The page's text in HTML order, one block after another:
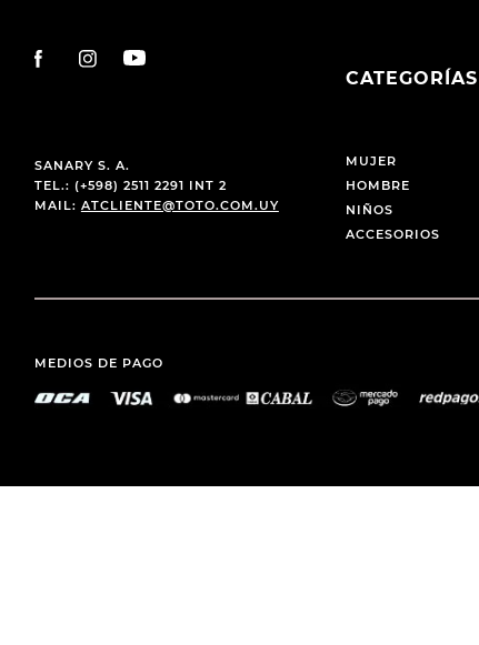
SANARY S. A.
TEL.: (+598) 2511 2291 INT 2
MAIL: ATCLIENTE@TOTO.COM.UY
CATEGORÍAS
MUJER
HOMBRE
NIÑOS
ACCESORIOS
MEDIOS DE PAGO